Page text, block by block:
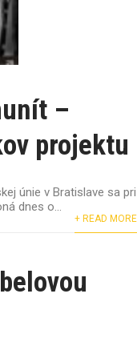
–
projektu
únie v Bratislave sa pri
dnes o...
+ READ MORE